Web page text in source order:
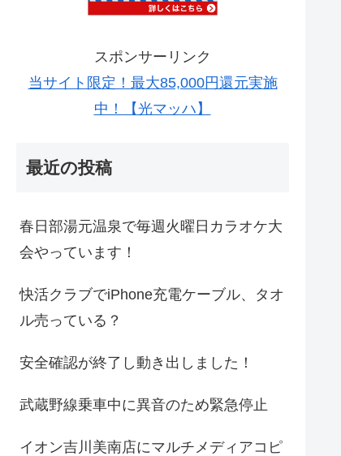
スポンサーリンク
当サイト限定！最大85,000円還元実施
中！【光マッハ】
最近の投稿
春日部湯元温泉で毎週火曜日カラオケ大
会やっています！
快活クラブでiPhone充電ケーブル、タオ
ル売っている？
安全確認が終了し動き出しました！
武蔵野線乗車中に異音のため緊急停止
イオン吉川美南店にマルチメディアコピ